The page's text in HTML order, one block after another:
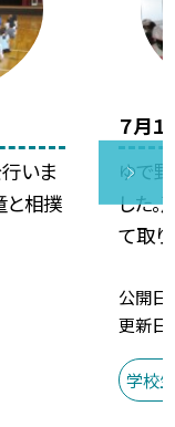
いま
と相撲
７月
ゆで
した。
て取
公開日
更新日
学校生